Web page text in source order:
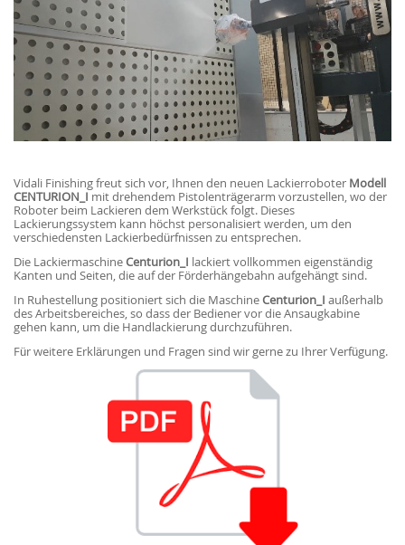
Vidali Finishing freut sich vor, Ihnen den neuen Lackierroboter Modell
CENTURION_I mit drehendem Pistolenträgerarm vorzustellen, wo der
Roboter beim Lackieren dem Werkstück folgt. Dieses
Lackierungssystem kann höchst personalisiert werden, um den
verschiedensten Lackierbedürfnissen zu entsprechen.
Die LackiermaschineCenturion_I lackiert vollkommen eigenständig
Kanten und Seiten, die auf der Förderhängebahn aufgehängt sind.
In Ruhestellung positioniert sich die MaschineCenturion_I außerhalb
des Arbeitsbereiches, so dass der Bediener vor die Ansaugkabine
gehen kann, um die Handlackierung durchzuführen.
Für weitere Erklärungen und Fragen sind wir gerne zu Ihrer Verfügung.